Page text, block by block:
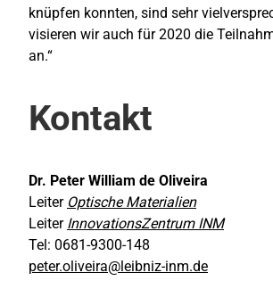
knüpfen konnten, sind sehr
visieren wir auch für 2020 die
an.“
Kontakt
Dr. Peter William de Oliveira
Leiter Optische Materialien
Leiter InnovationsZentrum INM
Tel: 0681-9300-148
peter.oliveira@leibniz-inm.de